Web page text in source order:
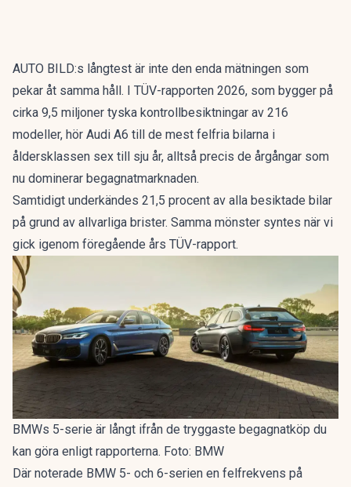
AUTO BILD:s långtest är inte den enda mätningen som
pekar åt samma håll. I TÜV-rapporten 2026, som bygger på
cirka 9,5 miljoner tyska kontrollbesiktningar av 216
modeller, hör Audi A6 till de mest felfria bilarna i
åldersklassen sex till sju år, alltså precis de årgångar som
nu dominerar begagnatmarknaden.
Samtidigt underkändes 21,5 procent av alla besiktade bilar
på grund av allvarliga brister. Samma mönster syntes när vi
gick igenom föregående års TÜV-rapport.
BMWs 5-serie är långt ifrån de tryggaste begagnatköp du
kan göra enligt rapporterna. Foto: BMW
Där noterade BMW 5- och 6-serien en felfrekvens på